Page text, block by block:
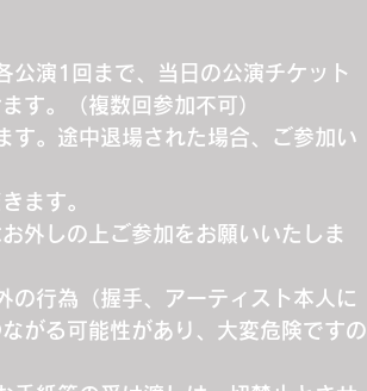
公演1回まで、当日の公演チケット
す。（複数回参加不可）
す。途中退場された場合、ご参加い
ます。
外しの上ご参加をお願いいたしま
の行為（握手、アーティスト本人に
がる可能性があり、大変危険ですの